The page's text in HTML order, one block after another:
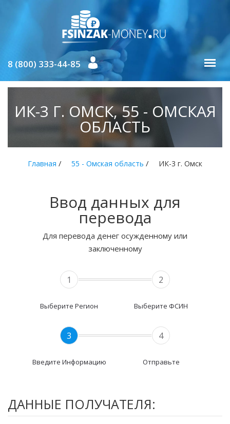
8 (800) 333-44-85
ИК-3 Г. ОМСК, 55 - ОМСКАЯ
ОБЛАСТЬ
Главная / 55 - Омская область / ИК-3 г. Омск
Ввод данных для
перевода
Для перевода денег осужденному или
заключенному
1
Выберите Регион
2
Выберите ФСИН
3
Введите Информацию
4
Отправьте
ДАННЫЕ ПОЛУЧАТЕЛЯ: